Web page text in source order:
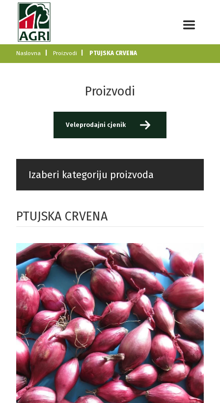
Naslovna Proizvodi PTUJSKA CRVENA
Proizvodi
Veleprodajni cjenik
Izaberi kategoriju proizvoda
PTUJSKA CRVENA